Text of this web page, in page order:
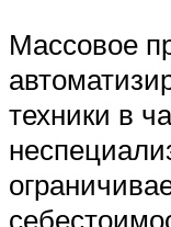
Массовое
техники в